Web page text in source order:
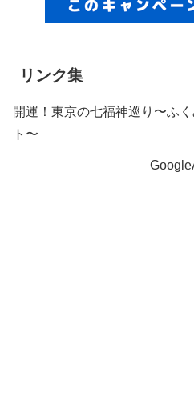
リンク集
開運！東京の七福神巡り〜ふ
ト〜